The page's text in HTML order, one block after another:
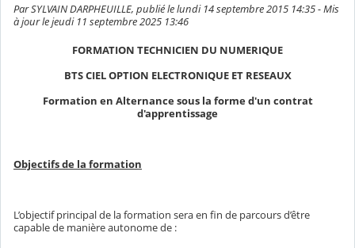
Par SYLVAIN DARPHEUILLE, publié le lundi 14 septembre 2015 14:35 - Mis
à jour le jeudi 11 septembre 2025 13:46
FORMATION TECHNICIEN DU NUMERIQUE
BTS CIEL OPTION ELECTRONIQUE ET RESEAUX
Formation en Alternance sous la forme d'un contrat
d'apprentissage
Objectifs de la formation
L’objectif principal de la formation sera en fin de parcours d’être
capable de manière autonome de :